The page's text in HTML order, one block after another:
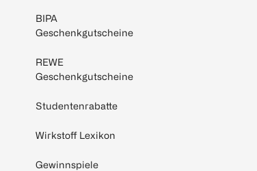
BIPA
Geschenkgutscheine
REWE
Geschenkgutscheine
Studentenrabatte
Wirkstoff Lexikon
Gewinnspiele